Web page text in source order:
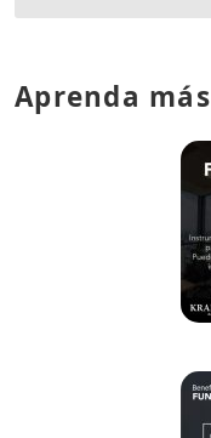
Aprenda más